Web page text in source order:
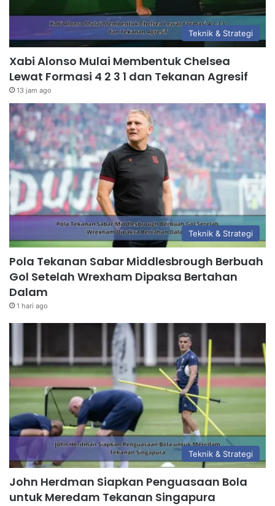
Teknik & Strategi
Xabi Alonso Mulai Membentuk Chelsea
Lewat Formasi 4 2 3 1 dan Tekanan Agresif
13 jam ago
Teknik & Strategi
Pola Tekanan Sabar Middlesbrough Berbuah
Gol Setelah Wrexham Dipaksa Bertahan
Dalam
1 hari ago
Teknik & Strategi
John Herdman Siapkan Penguasaan Bola
untuk Meredam Tekanan Singapura